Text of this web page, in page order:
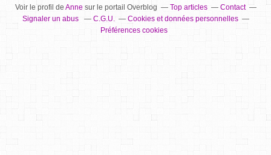
Voir le profil de Annesur le portail Overblog Top articles
Contact
Signaler un abus
C.G.U.
Cookies et données personnelles
Préférences cookies